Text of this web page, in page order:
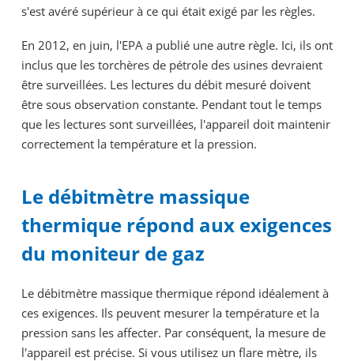
s'est avéré supérieur à ce qui était exigé par les règles.
En 2012, en juin, l'EPA a publié une autre règle. Ici, ils ont
inclus que les torchères de pétrole des usines devraient
être surveillées. Les lectures du débit mesuré doivent
être sous observation constante. Pendant tout le temps
que les lectures sont surveillées, l'appareil doit maintenir
correctement la température et la pression.
Le débitmètre massique
thermique répond aux exigences
du moniteur de gaz
Le débitmètre massique thermique répond idéalement à
ces exigences. Ils peuvent mesurer la température et la
pression sans les affecter. Par conséquent, la mesure de
l'appareil est précise. Si vous utilisez un flare mètre, ils